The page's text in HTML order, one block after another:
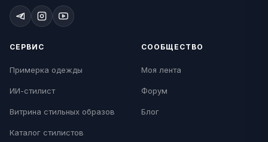
СЕРВИС
Примерка одежды
ИИ-стилист
Витрина стильных образов
Каталог стилистов
СООБЩЕСТВО
Моя лента
Форум
Блог